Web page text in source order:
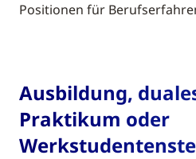
Positionen für
Ausbildung,
Praktikum oder